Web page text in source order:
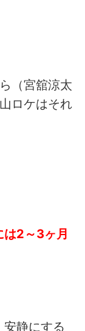
（宮舘涼太
ロケはそれ
2～3ヶ月
安静にする